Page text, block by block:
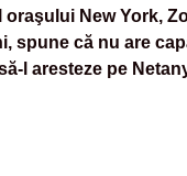
oraşului New York,
spune că nu are
l aresteze pe